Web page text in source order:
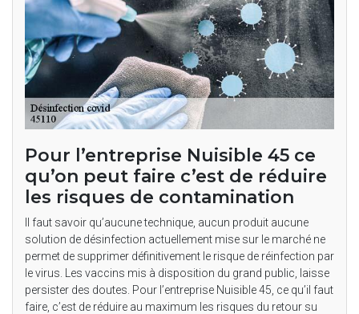
Pour l’entreprise Nuisible 45 ce
qu’on peut faire c’est de réduire
les risques de contamination
Il faut savoir qu’aucune technique, aucun produit aucune
solution de désinfection actuellement mise sur le marché ne
permet de supprimer définitivement le risque de réinfection par
le virus. Les vaccins mis à disposition du grand public, laisse
persister des doutes. Pour l’entreprise Nuisible 45, ce qu’il faut
faire, c’est de réduire au maximum les risques du retour su